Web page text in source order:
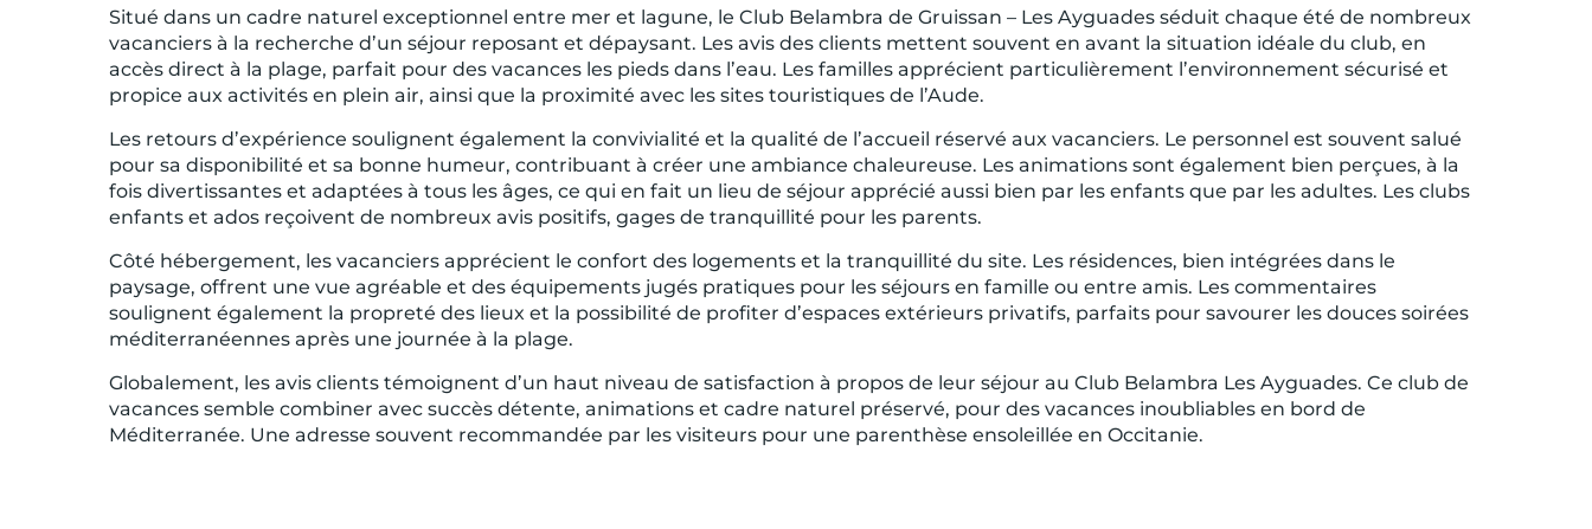
Situé dans un cadre naturel exceptionnel entre mer et lagune, le Club Belambra de Gruissan – Les Ayguades séduit chaque été de nombreux
vacanciers à la recherche d’un séjour reposant et dépaysant. Les avis des clients mettent souvent en avant la situation idéale du club, en
accès direct à la plage, parfait pour des vacances les pieds dans l’eau. Les familles apprécient particulièrement l’environnement sécurisé et
propice aux activités en plein air, ainsi que la proximité avec les sites touristiques de l’Aude.
Les retours d’expérience soulignent également la convivialité et la qualité de l’accueil réservé aux vacanciers. Le personnel est souvent salué
pour sa disponibilité et sa bonne humeur, contribuant à créer une ambiance chaleureuse. Les animations sont également bien perçues, à la
fois divertissantes et adaptées à tous les âges, ce qui en fait un lieu de séjour apprécié aussi bien par les enfants que par les adultes. Les clubs
enfants et ados reçoivent de nombreux avis positifs, gages de tranquillité pour les parents.
Côté hébergement, les vacanciers apprécient le confort des logements et la tranquillité du site. Les résidences, bien intégrées dans le
paysage, offrent une vue agréable et des équipements jugés pratiques pour les séjours en famille ou entre amis. Les commentaires
soulignent également la propreté des lieux et la possibilité de profiter d’espaces extérieurs privatifs, parfaits pour savourer les douces soirées
méditerranéennes après une journée à la plage.
Globalement, les avis clients témoignent d’un haut niveau de satisfaction à propos de leur séjour au Club Belambra Les Ayguades. Ce club de
vacances semble combiner avec succès détente, animations et cadre naturel préservé, pour des vacances inoubliables en bord de
Méditerranée. Une adresse souvent recommandée par les visiteurs pour une parenthèse ensoleillée en Occitanie.